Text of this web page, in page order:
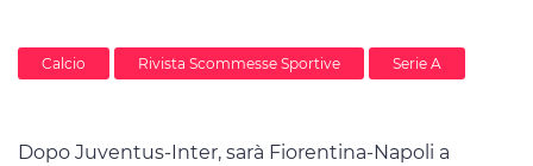
Calcio Rivista Scommesse Sportive Serie A
Dopo Juventus-Inter, sarà Fiorentina-Napoli a